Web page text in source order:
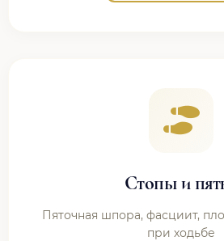
Стопы и
Пяточная шпора, фасциит,
при ходьбе